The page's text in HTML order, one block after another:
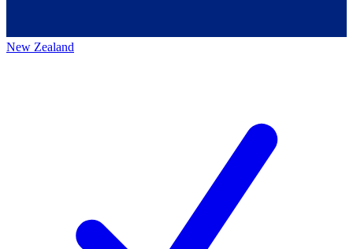
New Zealand